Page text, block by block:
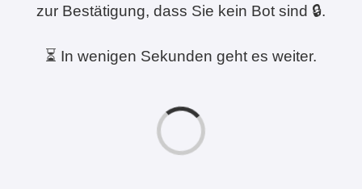
zur Bestätigung, dass Sie kein Bot sind 🔒.
⏳ In wenigen Sekunden geht es weiter.